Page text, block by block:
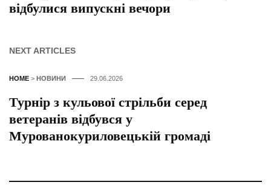
відбулися випускні вечори
NEXT ARTICLES
HOME > НОВИНИ 29.06.2026
Турнір з кульової стрільби серед
ветеранів відбувся у
Мурованокуриловецькій громаді